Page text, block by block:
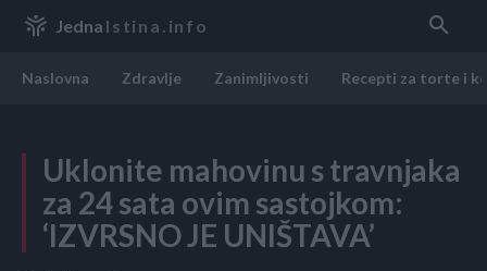
Jedna Istina.info
Naslovna Zdravlje Zanimljivosti Recepti za torte i
Uklonite mahovinu s travnjaka
za 24 sata ovim sastojkom:
‘IZVRSNO JE UNIŠTAVA’